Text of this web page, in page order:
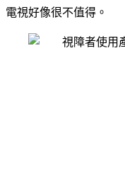
電視好像很不值得 。